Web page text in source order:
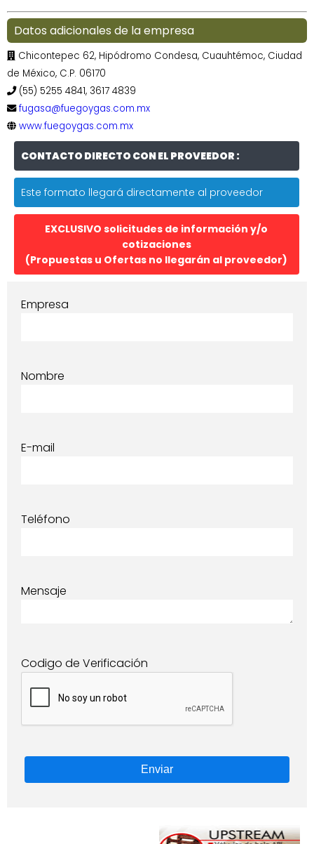
Datos adicionales de la empresa
Chicontepec 62, Hipódromo Condesa, Cuauhtémoc, Ciudad
de México, C.P. 06170
(55) 5255 4841, 3617 4839
fugasa@fuegoygas.com.mx
www.fuegoygas.com.mx
CONTACTO DIRECTO CON EL PROVEEDOR :
Este formato llegará directamente al proveedor
EXCLUSIVO solicitudes de información y/o
cotizaciones
(Propuestas u Ofertas no llegarán al proveedor)
Empresa
Nombre
E-mail
Teléfono
Mensaje
Codigo de Verificación
Enviar